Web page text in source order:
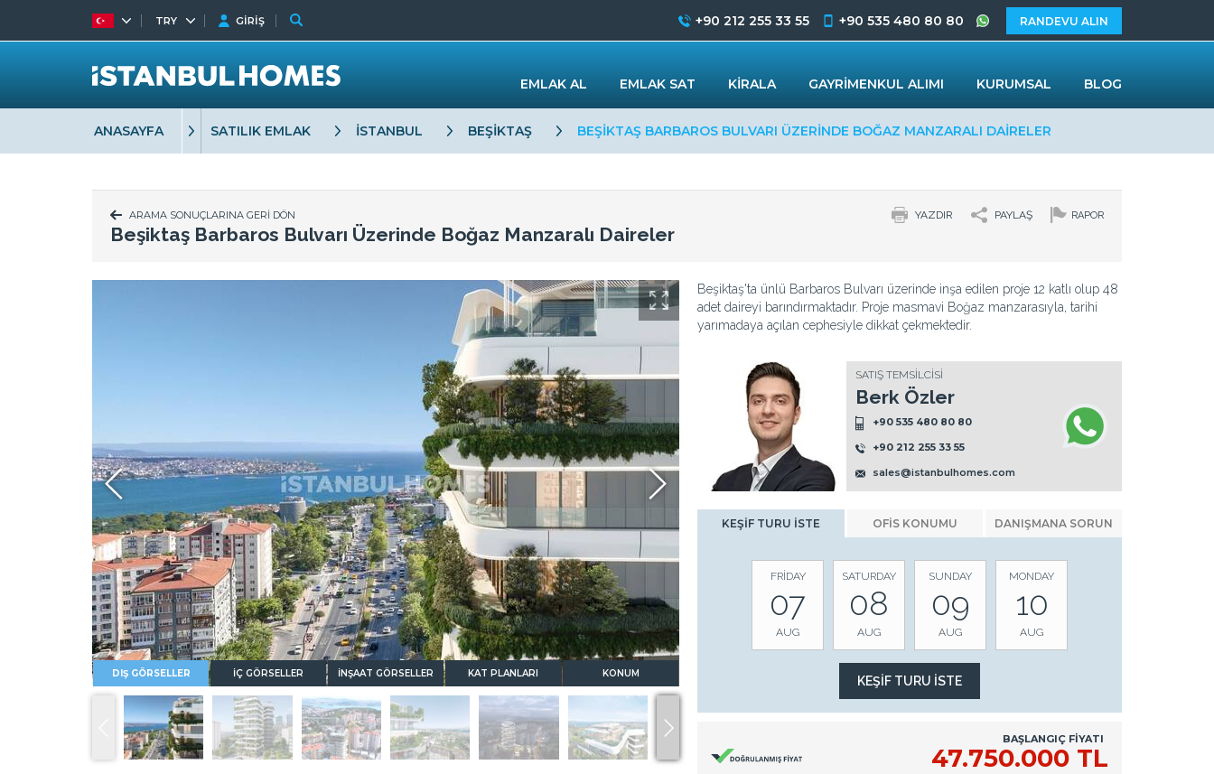
ANASAYFA SATILIK EMLAK İSTANBUL BEŞİKTAŞ BEŞİKTAŞ BARBAROS BULVARI ÜZERİNDE BOĞAZ MANZARALI DAİRELER
ARAMA SONUÇLARINA GERİ DÖN RAPOR
PAYLAŞ
YAZDIR
Beşiktaş Barbaros Bulvarı Üzerinde Boğaz Manzaralı Daireler
DIŞ GÖRSELLER İÇ GÖRSELLER İNŞAAT GÖRSELLER KAT PLANLARI KONUM
Beşiktaş'ta ünlü Barbaros Bulvarı üzerinde inşa edilen proje 12 katlı olup 48
adet daireyi barındırmaktadır. Proje masmavi Boğaz manzarasıyla, tarihi
yarımadaya açılan cephesiyle dikkat çekmektedir.
SATIŞ TEMSİLCİSİ
Berk Özler
+90 535 480 80 80
+90 212 255 33 55
sales@istanbulhomes.com
Whatsapp
KEŞİF TURU İSTE OFİS KONUMU DANIŞMANA SORUN
FRİDAY
07
AUG
SATURDAY
08
AUG
SUNDAY
09
AUG
MONDAY
10
AUG
BAŞLANGIÇ FİYATI
47.750.000 TL
TRY GİRİŞ +90 212 255 33 55 +90 535 480 80 80 RANDEVU ALIN
EMLAK AL EMLAK SAT KİRALA GAYRİMENKUL ALIMI KURUMSAL BLOG